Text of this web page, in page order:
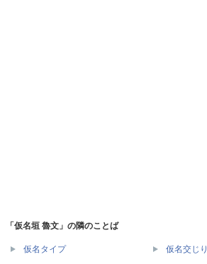
「仮名垣 魯文」の隣のことば
仮名タイプ 仮名交じり